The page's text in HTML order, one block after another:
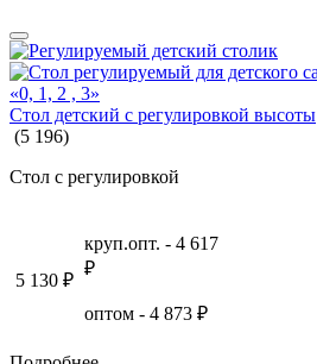
Стол детский с регулировкой высоты
(5 196)
Стол с регулировкой
5 130 ₽
круп.опт. - 4 617
₽
оптом - 4 873 ₽